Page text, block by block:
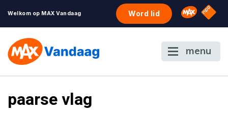
Welkom op MAX Vandaag Word lid Omroep
NPO
menu
paarse vlag